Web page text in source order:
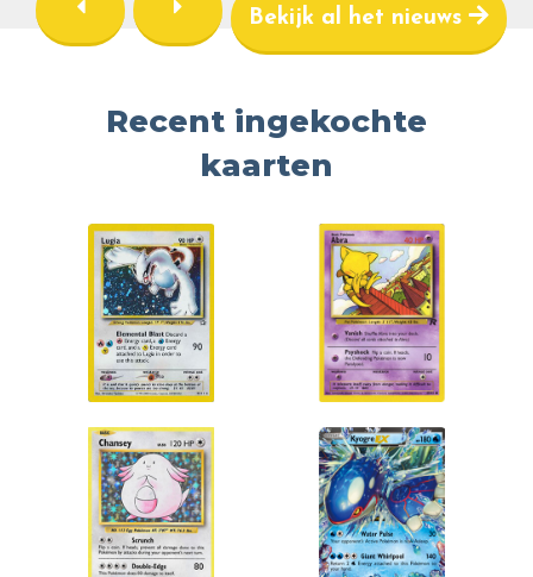
Bekijk al het nieuws
Recent ingekochte
kaarten